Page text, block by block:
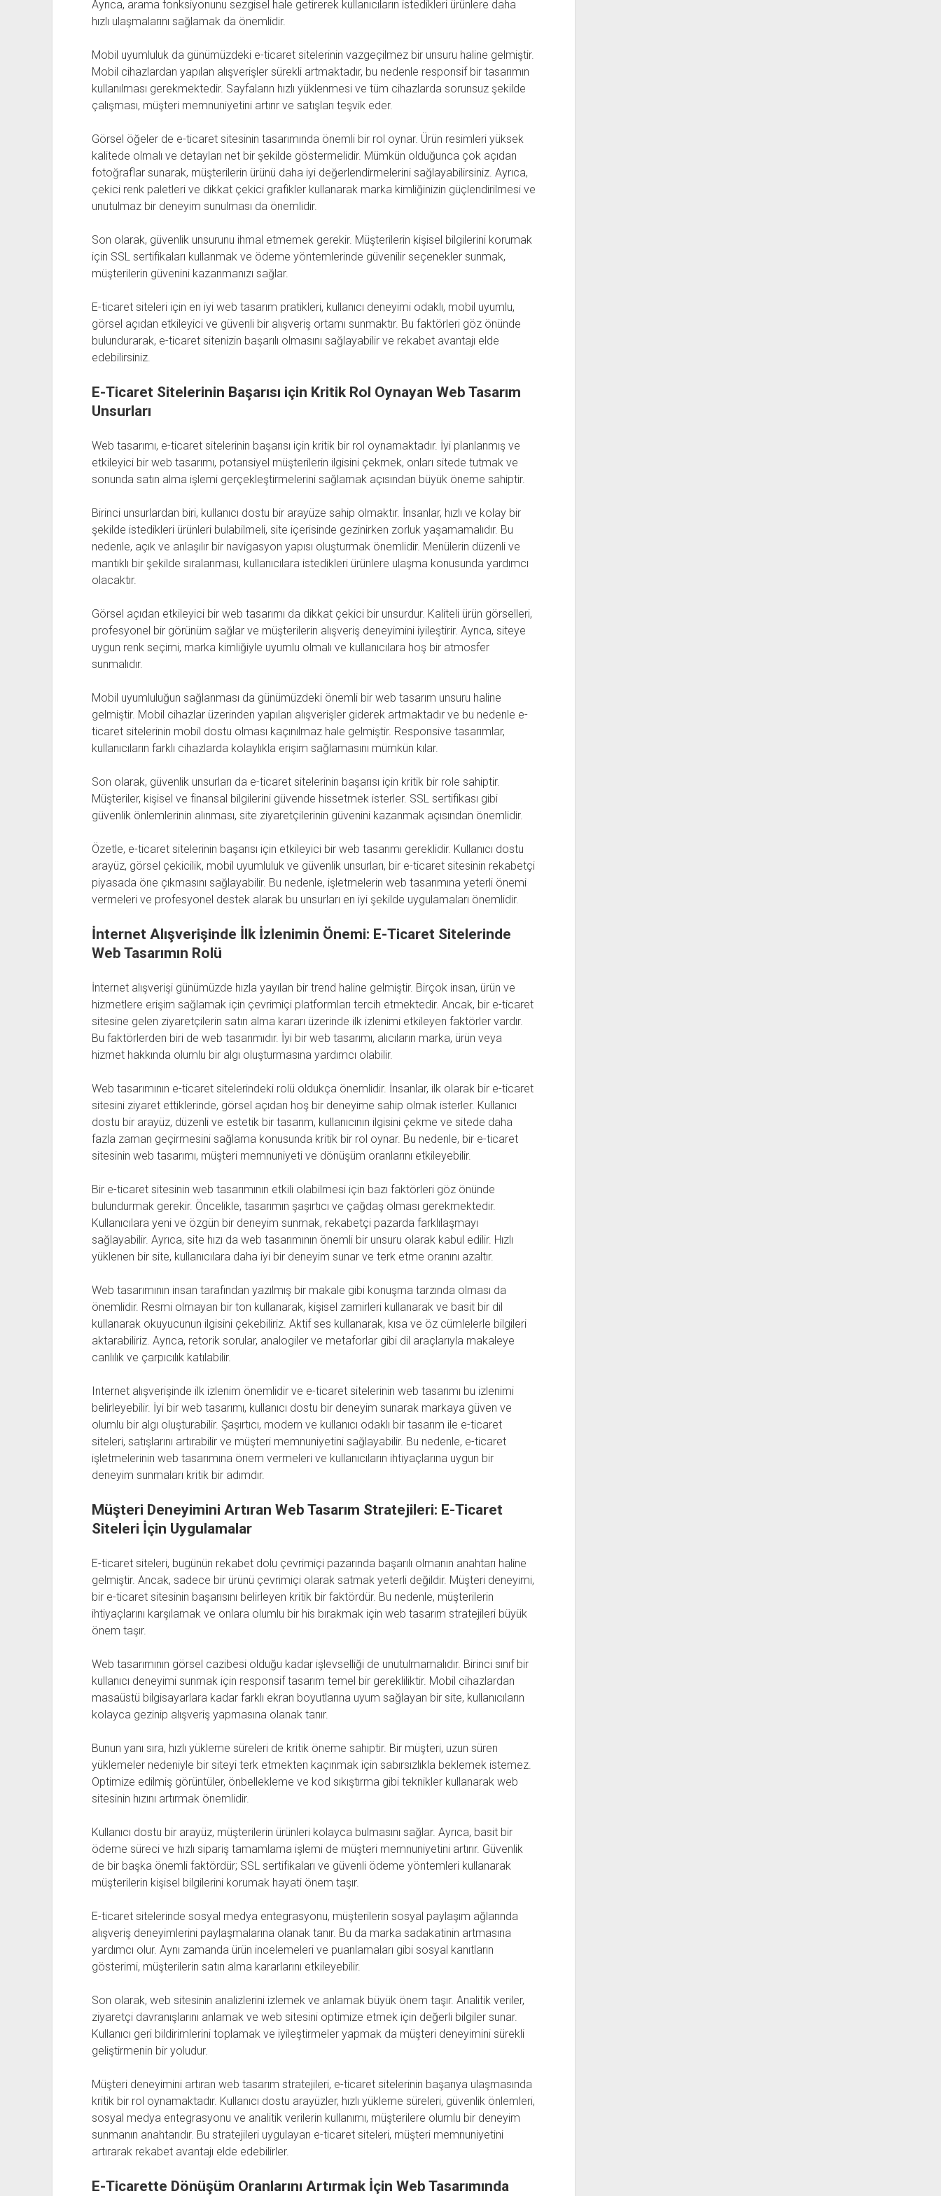
Ayrıca, arama fonksiyonunu sezgisel hale getirerek kullanıcıların istedikleri ürünlere daha
hızlı ulaşmalarını sağlamak da önemlidir.
Mobil uyumluluk da günümüzdeki e-ticaret sitelerinin vazgeçilmez bir unsuru haline gelmiştir.
Mobil cihazlardan yapılan alışverişler sürekli artmaktadır, bu nedenle responsif bir tasarımın
kullanılması gerekmektedir. Sayfaların hızlı yüklenmesi ve tüm cihazlarda sorunsuz şekilde
çalışması, müşteri memnuniyetini artırır ve satışları teşvik eder.
Görsel öğeler de e-ticaret sitesinin tasarımında önemli bir rol oynar. Ürün resimleri yüksek
kalitede olmalı ve detayları net bir şekilde göstermelidir. Mümkün olduğunca çok açıdan
fotoğraflar sunarak, müşterilerin ürünü daha iyi değerlendirmelerini sağlayabilirsiniz. Ayrıca,
çekici renk paletleri ve dikkat çekici grafikler kullanarak marka kimliğinizin güçlendirilmesi ve
unutulmaz bir deneyim sunulması da önemlidir.
Son olarak, güvenlik unsurunu ihmal etmemek gerekir. Müşterilerin kişisel bilgilerini korumak
için SSL sertifikaları kullanmak ve ödeme yöntemlerinde güvenilir seçenekler sunmak,
müşterilerin güvenini kazanmanızı sağlar.
E-ticaret siteleri için en iyi web tasarım pratikleri, kullanıcı deneyimi odaklı, mobil uyumlu,
görsel açıdan etkileyici ve güvenli bir alışveriş ortamı sunmaktır. Bu faktörleri göz önünde
bulundurarak, e-ticaret sitenizin başarılı olmasını sağlayabilir ve rekabet avantajı elde
edebilirsiniz.
E-Ticaret Sitelerinin Başarısı için Kritik Rol Oynayan Web Tasarım
Unsurları
Web tasarımı, e-ticaret sitelerinin başarısı için kritik bir rol oynamaktadır. İyi planlanmış ve
etkileyici bir web tasarımı, potansiyel müşterilerin ilgisini çekmek, onları sitede tutmak ve
sonunda satın alma işlemi gerçekleştirmelerini sağlamak açısından büyük öneme sahiptir.
Birinci unsurlardan biri, kullanıcı dostu bir arayüze sahip olmaktır. İnsanlar, hızlı ve kolay bir
şekilde istedikleri ürünleri bulabilmeli, site içerisinde gezinirken zorluk yaşamamalıdır. Bu
nedenle, açık ve anlaşılır bir navigasyon yapısı oluşturmak önemlidir. Menülerin düzenli ve
mantıklı bir şekilde sıralanması, kullanıcılara istedikleri ürünlere ulaşma konusunda yardımcı
olacaktır.
Görsel açıdan etkileyici bir web tasarımı da dikkat çekici bir unsurdur. Kaliteli ürün görselleri,
profesyonel bir görünüm sağlar ve müşterilerin alışveriş deneyimini iyileştirir. Ayrıca, siteye
uygun renk seçimi, marka kimliğiyle uyumlu olmalı ve kullanıcılara hoş bir atmosfer
sunmalıdır.
Mobil uyumluluğun sağlanması da günümüzdeki önemli bir web tasarım unsuru haline
gelmiştir. Mobil cihazlar üzerinden yapılan alışverişler giderek artmaktadır ve bu nedenle e-
ticaret sitelerinin mobil dostu olması kaçınılmaz hale gelmiştir. Responsive tasarımlar,
kullanıcıların farklı cihazlarda kolaylıkla erişim sağlamasını mümkün kılar.
Son olarak, güvenlik unsurları da e-ticaret sitelerinin başarısı için kritik bir role sahiptir.
Müşteriler, kişisel ve finansal bilgilerini güvende hissetmek isterler. SSL sertifikası gibi
güvenlik önlemlerinin alınması, site ziyaretçilerinin güvenini kazanmak açısından önemlidir.
Özetle, e-ticaret sitelerinin başarısı için etkileyici bir web tasarımı gereklidir. Kullanıcı dostu
arayüz, görsel çekicilik, mobil uyumluluk ve güvenlik unsurları, bir e-ticaret sitesinin rekabetçi
piyasada öne çıkmasını sağlayabilir. Bu nedenle, işletmelerin web tasarımına yeterli önemi
vermeleri ve profesyonel destek alarak bu unsurları en iyi şekilde uygulamaları önemlidir.
İnternet Alışverişinde İlk İzlenimin Önemi: E-Ticaret Sitelerinde
Web Tasarımın Rolü
İnternet alışverişi günümüzde hızla yayılan bir trend haline gelmiştir. Birçok insan, ürün ve
hizmetlere erişim sağlamak için çevrimiçi platformları tercih etmektedir. Ancak, bir e-ticaret
sitesine gelen ziyaretçilerin satın alma kararı üzerinde ilk izlenimi etkileyen faktörler vardır.
Bu faktörlerden biri de web tasarımıdır. İyi bir web tasarımı, alıcıların marka, ürün veya
hizmet hakkında olumlu bir algı oluşturmasına yardımcı olabilir.
Web tasarımının e-ticaret sitelerindeki rolü oldukça önemlidir. İnsanlar, ilk olarak bir e-ticaret
sitesini ziyaret ettiklerinde, görsel açıdan hoş bir deneyime sahip olmak isterler. Kullanıcı
dostu bir arayüz, düzenli ve estetik bir tasarım, kullanıcının ilgisini çekme ve sitede daha
fazla zaman geçirmesini sağlama konusunda kritik bir rol oynar. Bu nedenle, bir e-ticaret
sitesinin web tasarımı, müşteri memnuniyeti ve dönüşüm oranlarını etkileyebilir.
Bir e-ticaret sitesinin web tasarımının etkili olabilmesi için bazı faktörleri göz önünde
bulundurmak gerekir. Öncelikle, tasarımın şaşırtıcı ve çağdaş olması gerekmektedir.
Kullanıcılara yeni ve özgün bir deneyim sunmak, rekabetçi pazarda farklılaşmayı
sağlayabilir. Ayrıca, site hızı da web tasarımının önemli bir unsuru olarak kabul edilir. Hızlı
yüklenen bir site, kullanıcılara daha iyi bir deneyim sunar ve terk etme oranını azaltır.
Web tasarımının insan tarafından yazılmış bir makale gibi konuşma tarzında olması da
önemlidir. Resmi olmayan bir ton kullanarak, kişisel zamirleri kullanarak ve basit bir dil
kullanarak okuyucunun ilgisini çekebiliriz. Aktif ses kullanarak, kısa ve öz cümlelerle bilgileri
aktarabiliriz. Ayrıca, retorik sorular, analogiler ve metaforlar gibi dil araçlarıyla makaleye
canlılık ve çarpıcılık katılabilir.
Internet alışverişinde ilk izlenim önemlidir ve e-ticaret sitelerinin web tasarımı bu izlenimi
belirleyebilir. İyi bir web tasarımı, kullanıcı dostu bir deneyim sunarak markaya güven ve
olumlu bir algı oluşturabilir. Şaşırtıcı, modern ve kullanıcı odaklı bir tasarım ile e-ticaret
siteleri, satışlarını artırabilir ve müşteri memnuniyetini sağlayabilir. Bu nedenle, e-ticaret
işletmelerinin web tasarımına önem vermeleri ve kullanıcıların ihtiyaçlarına uygun bir
deneyim sunmaları kritik bir adımdır.
Müşteri Deneyimini Artıran Web Tasarım Stratejileri: E-Ticaret
Siteleri İçin Uygulamalar
E-ticaret siteleri, bugünün rekabet dolu çevrimiçi pazarında başarılı olmanın anahtarı haline
gelmiştir. Ancak, sadece bir ürünü çevrimiçi olarak satmak yeterli değildir. Müşteri deneyimi,
bir e-ticaret sitesinin başarısını belirleyen kritik bir faktördür. Bu nedenle, müşterilerin
ihtiyaçlarını karşılamak ve onlara olumlu bir his bırakmak için web tasarım stratejileri büyük
önem taşır.
Web tasarımının görsel cazibesi olduğu kadar işlevselliği de unutulmamalıdır. Birinci sınıf bir
kullanıcı deneyimi sunmak için responsif tasarım temel bir gerekliliktir. Mobil cihazlardan
masaüstü bilgisayarlara kadar farklı ekran boyutlarına uyum sağlayan bir site, kullanıcıların
kolayca gezinip alışveriş yapmasına olanak tanır.
Bunun yanı sıra, hızlı yükleme süreleri de kritik öneme sahiptir. Bir müşteri, uzun süren
yüklemeler nedeniyle bir siteyi terk etmekten kaçınmak için sabırsızlıkla beklemek istemez.
Optimize edilmiş görüntüler, önbellekleme ve kod sıkıştırma gibi teknikler kullanarak web
sitesinin hızını artırmak önemlidir.
Kullanıcı dostu bir arayüz, müşterilerin ürünleri kolayca bulmasını sağlar. Ayrıca, basit bir
ödeme süreci ve hızlı sipariş tamamlama işlemi de müşteri memnuniyetini artırır. Güvenlik
de bir başka önemli faktördür; SSL sertifikaları ve güvenli ödeme yöntemleri kullanarak
müşterilerin kişisel bilgilerini korumak hayati önem taşır.
E-ticaret sitelerinde sosyal medya entegrasyonu, müşterilerin sosyal paylaşım ağlarında
alışveriş deneyimlerini paylaşmalarına olanak tanır. Bu da marka sadakatinin artmasına
yardımcı olur. Aynı zamanda ürün incelemeleri ve puanlamaları gibi sosyal kanıtların
gösterimi, müşterilerin satın alma kararlarını etkileyebilir.
Son olarak, web sitesinin analizlerini izlemek ve anlamak büyük önem taşır. Analitik veriler,
ziyaretçi davranışlarını anlamak ve web sitesini optimize etmek için değerli bilgiler sunar.
Kullanıcı geri bildirimlerini toplamak ve iyileştirmeler yapmak da müşteri deneyimini sürekli
geliştirmenin bir yoludur.
Müşteri deneyimini artıran web tasarım stratejileri, e-ticaret sitelerinin başarıya ulaşmasında
kritik bir rol oynamaktadır. Kullanıcı dostu arayüzler, hızlı yükleme süreleri, güvenlik önlemleri,
sosyal medya entegrasyonu ve analitik verilerin kullanımı, müşterilere olumlu bir deneyim
sunmanın anahtarıdır. Bu stratejileri uygulayan e-ticaret siteleri, müşteri memnuniyetini
artırarak rekabet avantajı elde edebilirler.
E-Ticarette Dönüşüm Oranlarını Artırmak İçin Web Tasarımında